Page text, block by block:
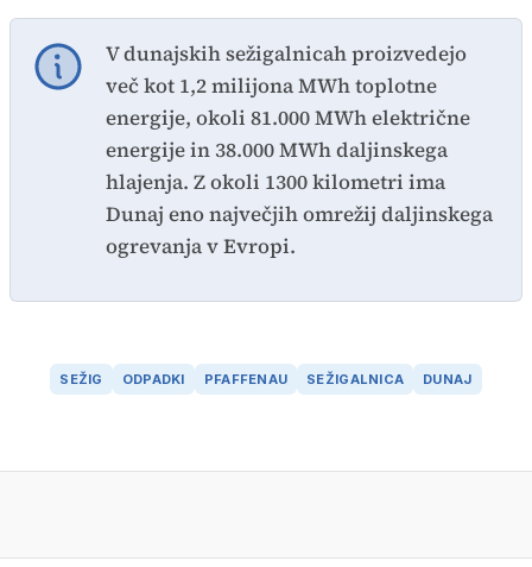
V dunajskih sežigalnicah proizvedejo
več kot 1,2 milijona MWh toplotne
energije, okoli 81.000 MWh električne
energije in 38.000 MWh daljinskega
hlajenja. Z okoli 1300 kilometri ima
Dunaj eno največjih omrežij daljinskega
ogrevanja v Evropi.
SEŽIG ODPADKI PFAFFENAU SEŽIGALNICA DUNAJ